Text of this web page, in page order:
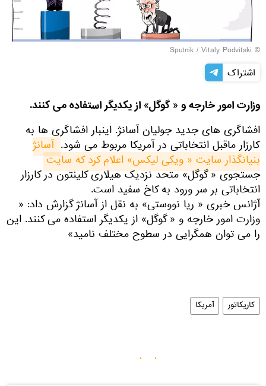
© Sputnik / Vitaly Podvitski
اشتراک
وزارت امور خارجه و « گوگل» از یکدیگر استفاده می کنند.
افشاگری های جدید جولیان آسانژ. اینبار افشاگری ها به
کارزار ماقبل انتخاباتی در آمریکا مربوط می شود. آسانژ
بنیانگذار سایت « ویکی لیکس» اعلام کرد که سایت
جستجوی « گوگل» متحد نزدیک هیلاری کلینتون در کارزار
انتخاباتی بر سر ورود به کاخ سفید است.
آژانس خبری « ریا نووستی» به نقل از آسانژ گزارش داد: «
وزارت امور خارجه و « گوگل» از یکدیگر استفاده می کنند. این
را می توان همگرایی در سطوح مختلف نامید»
کاریکاتور آمریکا